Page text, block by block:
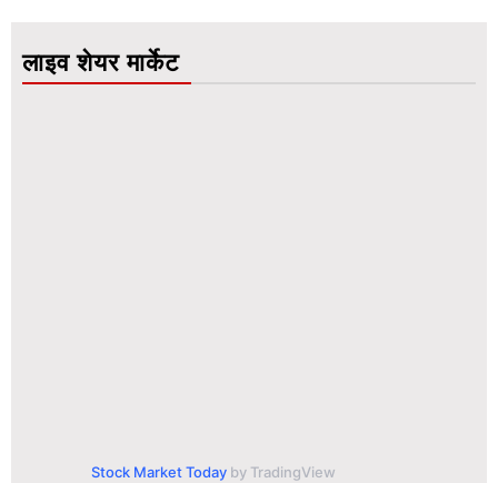
लाइव शेयर मार्केट
Stock Market Today by TradingView